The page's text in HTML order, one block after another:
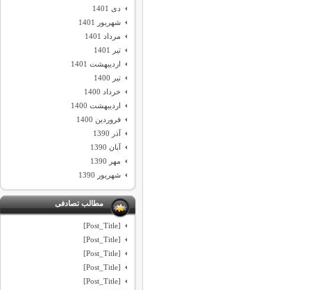
دی 1401
شهریور 1401
مرداد 1401
تیر 1401
اردیبهشت 1401
تیر 1400
خرداد 1400
اردیبهشت 1400
فروردین 1400
آذر 1390
آبان 1390
مهر 1390
شهریور 1390
مطالب تصادفی
[Post_Title]
[Post_Title]
[Post_Title]
[Post_Title]
[Post_Title]